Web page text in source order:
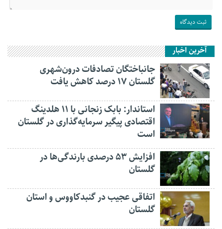
آخرین اخبار
جانباختگان تصادفات درون‌شهری
گلستان ۱۷ درصد کاهش یافت
استاندار: بابک زنجانی با ۱۱ هلدینگ
اقتصادی پیگیر سرمایه‌گذاری در گلستان
است
افزایش ۵۳ درصدی بارندگی‌ها در
گلستان
اتفاقی عجیب در‌ گنبدکاووس و استان
گلستان